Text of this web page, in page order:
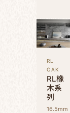
RL
OAK
RL橡
木系
列
16.5mm